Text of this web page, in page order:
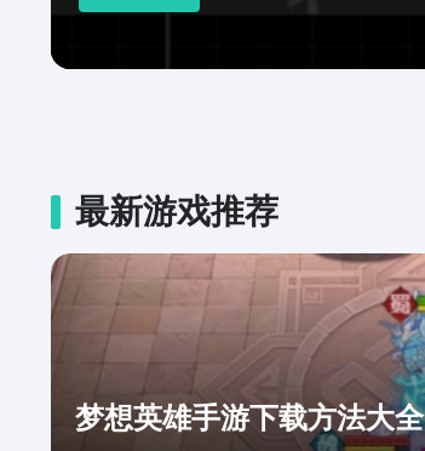
最新游戏推荐
梦想英雄手游下载方法大全